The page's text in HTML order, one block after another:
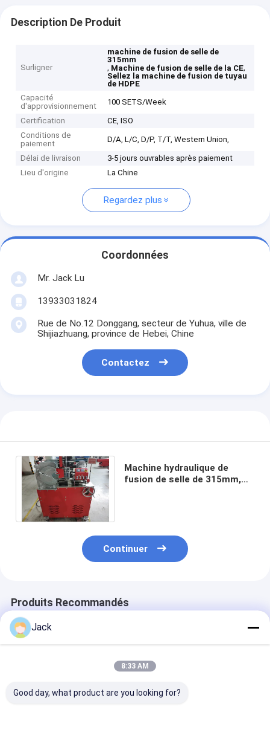
Description De Produit
Surligner
machine de fusion de selle de
315mm
, Machine de fusion de selle de la CE,
Sellez la machine de fusion de tuyau
de HDPE
Capacité
d'approvisionnement
100 SETS/Week
Certification
CE, ISO
Conditions de
paiement
D/A, L/C, D/P, T/T, Western Union,
Délai de livraison
3-5 jours ouvrables après paiement
Lieu d'origine
La Chine
Regardez plus
Coordonnées
Mr. Jack Lu
13933031824
Rue de No.12 Donggang, secteur de Yuhua, ville de
Shijiazhuang, province de Hebei, Chine
Contactez
Machine hydraulique de
fusion de selle de 315mm,
Continuer
Produits Recommandés
Jack
8:33 AM
Good day, what product are you looking for?